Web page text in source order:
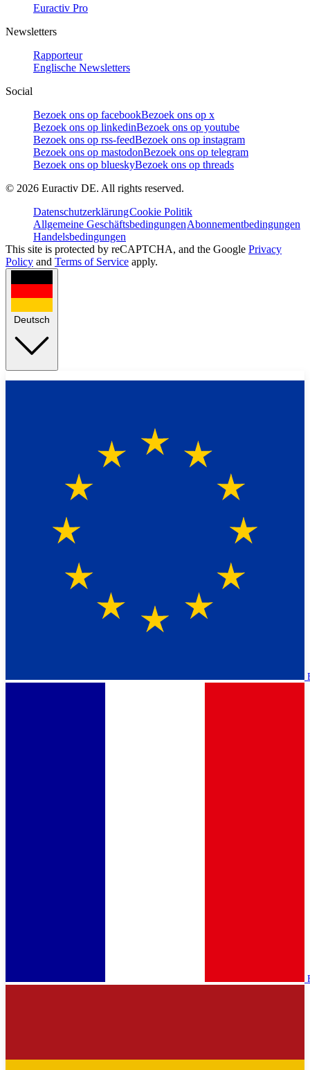
Euractiv Pro
Newsletters
Rapporteur
Englische Newsletters
Social
Bezoek ons op facebookBezoek ons op x
Bezoek ons op linkedinBezoek ons op youtube
Bezoek ons op rss-feedBezoek ons op instagram
Bezoek ons op mastodonBezoek ons op telegram
Bezoek ons op blueskyBezoek ons op threads
© 2026 Euractiv DE. All rights reserved.
DatenschutzerklärungCookie Politik
Allgemeine GeschäftsbedingungenAbonnementbedingungen
Handelsbedingungen
This site is protected by reCAPTCHA, and the Google Privacy
Policy and Terms of Service apply.
Deutsch